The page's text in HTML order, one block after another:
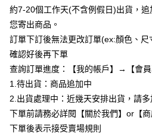
【關於「AFTEE先享後付」】
AFTEE先享後付是「在收到商品之後才付
便利好安心！
１．簡單：不需註冊會員、不需綁卡、不需
２．便利：只要手機號碼，簡訊認證，即可
３．安心：先確認商品／服務後，再付款。
１．於結帳方式選擇「AFTEE先享後付」
結帳頁面，進行簡訊認證並確認金額後，即
ATM付款
運送方式
全家付款取貨
每筆NT$85，滿NT$799(含以上)免運
付款後全家取貨
約7-20個工作天(不含例假日)出貨，
您寄出商品。
訂單下訂後無法更改訂單(ex:顏色、
確認好後再下單
查詢訂單進度：【我的帳戶】→【會
1.待出貨：商品追加中
2.出貨處理中：近幾天安排出貨，請多
下單前請務必詳閱【關於我們】or【
下單後表示接受賣場規則